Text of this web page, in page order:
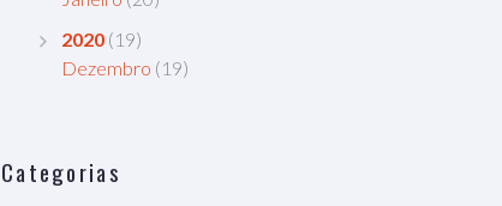
2020 (19)
Dezembro (19)
Categorias